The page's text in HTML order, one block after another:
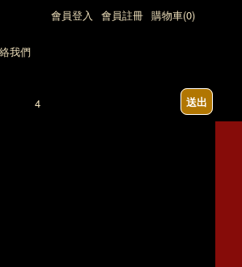
會員登入 會員註冊 購物車(0)
，七日內急單請勿下單(請來電詢問)送出